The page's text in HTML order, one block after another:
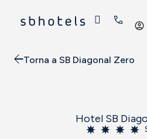
Torna a SB Diagonal Zero
Hotel SB